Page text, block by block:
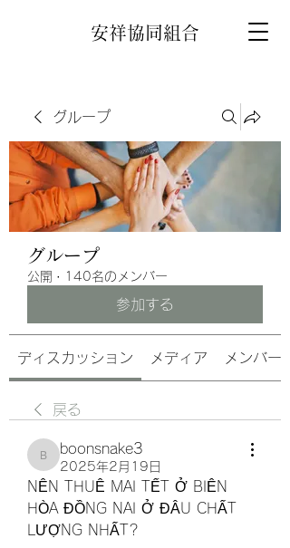
安祥協同組合
グループ
グループ
公開 · 140名のメンバー
参加する
ディスカッション メディア メンバー
戻る
boonsnake3
boonsnake3
2025年2月19日
NÊN THUÊ MAI TẾT Ở BIÊN
HÒA ĐỒNG NAI Ở ĐÂU CHẤT
LƯỢNG NHẤT?